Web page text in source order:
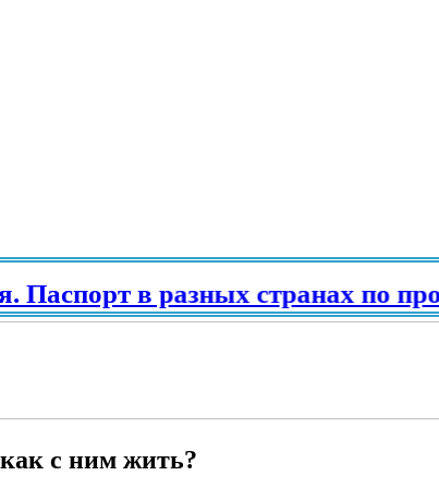
в разных странах по
с ним жить?